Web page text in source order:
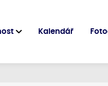
Kalendář